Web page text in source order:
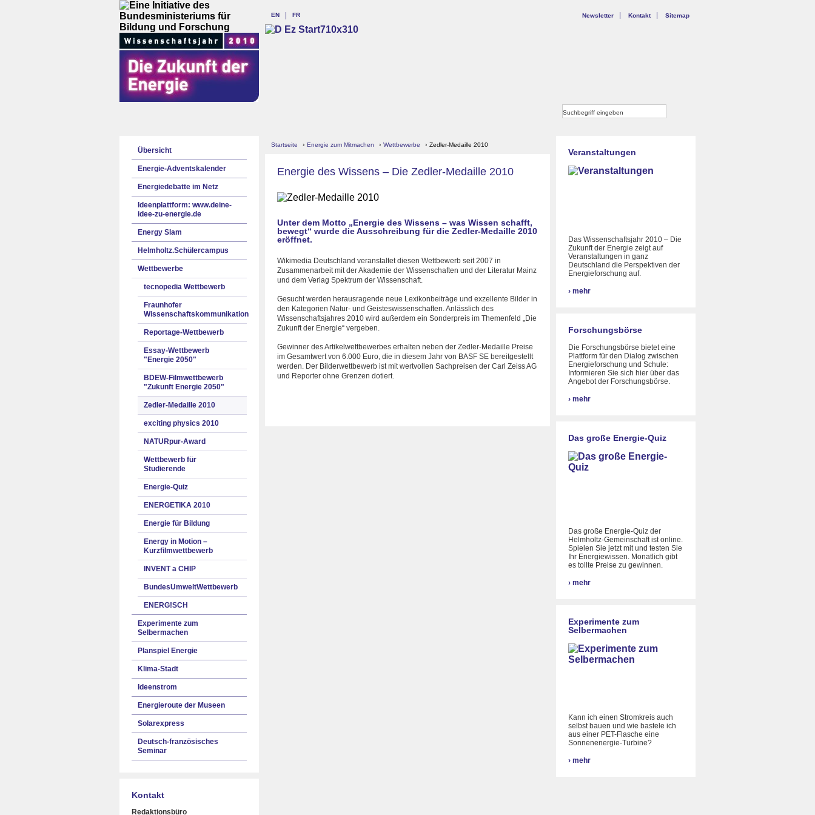
EN FR Newsletter Kontakt Sitemap
Übersicht
Energie-Adventskalender
Energiedebatte im Netz
Ideenplattform: www.deine-
idee-zu-energie.de
Energy Slam
Helmholtz.Schülercampus
Wettbewerbe
tecnopedia Wettbewerb
Fraunhofer
Wissenschaftskommunikation
Reportage-Wettbewerb
Essay-Wettbewerb
"Energie 2050"
BDEW-Filmwettbewerb
"Zukunft Energie 2050"
Zedler-Medaille 2010
exciting physics 2010
NATURpur-Award
Wettbewerb für
Studierende
Energie-Quiz
ENERGETIKA 2010
Energie für Bildung
Energy in Motion –
Kurzfilmwettbewerb
INVENT a CHIP
BundesUmweltWettbewerb
ENERG!SCH
Experimente zum
Selbermachen
Planspiel Energie
Klima-Stadt
Ideenstrom
Energieroute der Museen
Solarexpress
Deutsch-französisches
Seminar
Kontakt
Redaktionsbüro
Startseite › Energie zum Mitmachen › Wettbewerbe › Zedler-Medaille 2010
Energie des Wissens – Die Zedler-Medaille 2010
Unter dem Motto „Energie des Wissens – was Wissen schafft,
bewegt“ wurde die Ausschreibung für die Zedler-Medaille 2010
eröffnet.
Wikimedia Deutschland veranstaltet diesen Wettbewerb seit 2007 in
Zusammenarbeit mit der Akademie der Wissenschaften und der Literatur Mainz
und dem Verlag Spektrum der Wissenschaft.
Gesucht werden herausragende neue Lexikonbeiträge und exzellente Bilder in
den Kategorien Natur- und Geisteswissenschaften. Anlässlich des
Wissenschaftsjahres 2010 wird außerdem ein Sonderpreis im Themenfeld „Die
Zukunft der Energie“ vergeben.
Gewinner des Artikelwettbewerbes erhalten neben der Zedler-Medaille Preise
im Gesamtwert von 6.000 Euro, die in diesem Jahr von BASF SE bereitgestellt
werden. Der Bilderwettbewerb ist mit wertvollen Sachpreisen der Carl Zeiss AG
und Reporter ohne Grenzen dotiert.
Veranstaltungen
Das Wissenschaftsjahr 2010 – Die
Zukunft der Energie zeigt auf
Veranstaltungen in ganz
Deutschland die Perspektiven der
Energieforschung auf.
› mehr
Forschungsbörse
Die Forschungsbörse bietet eine
Plattform für den Dialog zwischen
Energieforschung und Schule:
Informieren Sie sich hier über das
Angebot der Forschungsbörse.
› mehr
Das große Energie-Quiz
Das große Energie-Quiz der
Helmholtz-Gemeinschaft ist online.
Spielen Sie jetzt mit und testen Sie
Ihr Energiewissen. Monatlich gibt
es tollte Preise zu gewinnen.
› mehr
Experimente zum
Selbermachen
Kann ich einen Stromkreis auch
selbst bauen und wie bastele ich
aus einer PET-Flasche eine
Sonnenenergie-Turbine?
› mehr